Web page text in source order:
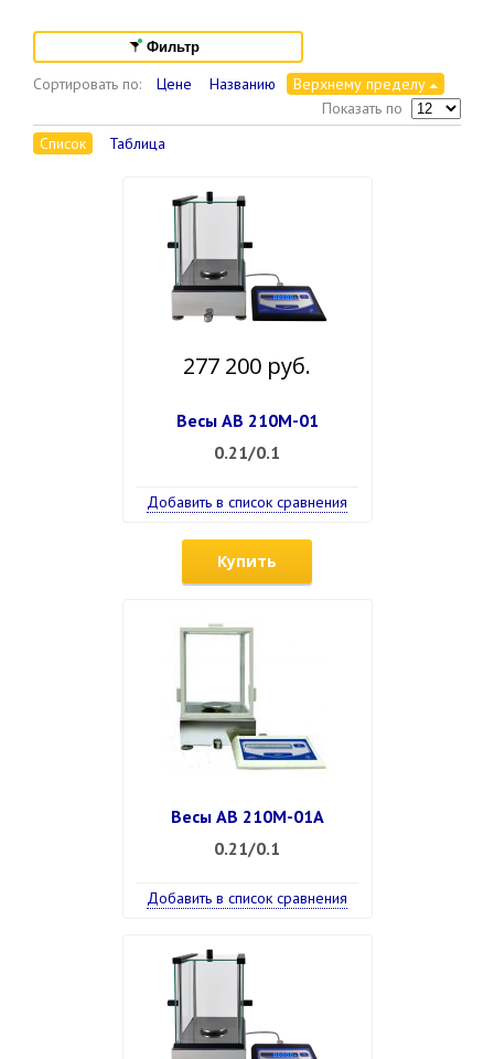
Фильтр
Сортировать по: Цене Названию
Верхнему пределу
Показать по
Список
Таблица
277 200 руб.
Весы АВ 210М-01
0.21/0.1
Добавить в список сравнения
Купить
Весы АВ 210М-01А
0.21/0.1
Добавить в список сравнения